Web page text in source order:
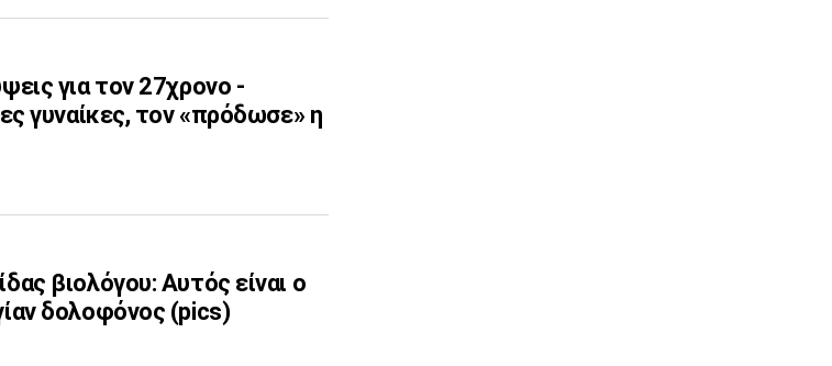
για τον 27χρονο -
γυναίκες, τον «πρόδωσε» η
βιολόγου: Αυτός είναι ο
δολοφόνος (pics)